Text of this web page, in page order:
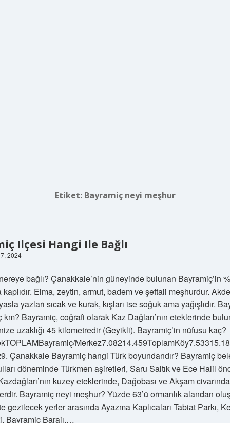
Etiket: Bayramiç neyi meşhur
Ilçesi Hangi Ile Bağlı
2024
bağlı? Çanakkale’nin güneyinde bulunan Bayramiç’in
Elma, zeytin, armut, badem ve şeftali meşhurdur.
yazları sıcak ve kurak, kışları ise soğuk ama yağışlıdır.
km? Bayramiç, coğrafi olarak Kaz Dağları’nın eteklerinde
uzaklığı 45 kilometredir (Geyikli). Bayramiç’in nüfusu kaç?
Çanakkale Bayramiç hangi Türk boyundandır? Bayramiç
döneminde Türkmen aşiretleri, Saru Saltık ve Ece Halil
kuzey eteklerinde, Dağobası ve Akşam civarında
Bayramiç neyi meşhur? Yüzde 63’ü ormanlık alandan
gezilecek yerler arasında Ayazma Kaplıcaları Tabiat Parkı,
Bayramiç Barajı,…